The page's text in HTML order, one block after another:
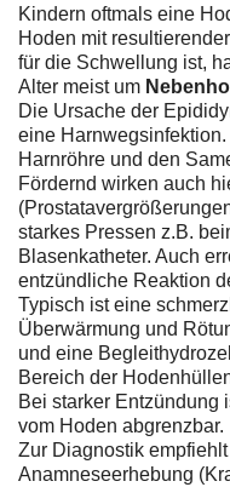
Kindern oftmals eine
Hoden mit
für die Schwellung ist,
Alter meist um
Die Ursache der
eine
Harnröhre und den
Fördernd wirken auch
starkes Pressen z.B.
Blasenkatheter. Auch
entzündliche Reaktion
Typisch ist eine
Überwärmung und
und eine
Bereich der
Bei starker Entzündung
vom Hoden abgrenzbar.
Zur Diagnostik
Anamneseerhebung